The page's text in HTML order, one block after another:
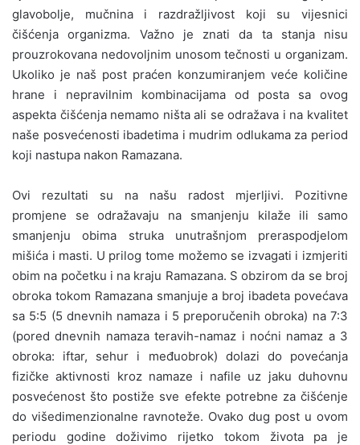
glavobolje, mučnina i razdražljivost koji su vijesnici
čišćenja organizma. Važno je znati da ta stanja nisu
prouzrokovana nedovoljnim unosom tečnosti u organizam.
Ukoliko je naš post praćen konzumiranjem veće količine
hrane i nepravilnim kombinacijama od posta sa ovog
aspekta čišćenja nemamo ništa ali se odražava i na kvalitet
naše posvećenosti ibadetima i mudrim odlukama za period
koji nastupa nakon Ramazana.
Ovi rezultati su na našu radost mjerljivi. Pozitivne
promjene se odražavaju na smanjenju kilaže ili samo
smanjenju obima struka unutrašnjom preraspodjelom
mišića i masti. U prilog tome možemo se izvagati i izmjeriti
obim na početku i na kraju Ramazana. S obzirom da se broj
obroka tokom Ramazana smanjuje a broj ibadeta povećava
sa 5:5 (5 dnevnih namaza i 5 preporučenih obroka) na 7:3
(pored dnevnih namaza teravih-namaz i noćni namaz a 3
obroka: iftar, sehur i međuobrok) dolazi do povećanja
fizičke aktivnosti kroz namaze i nafile uz jaku duhovnu
posvećenost što postiže sve efekte potrebne za čišćenje
do višedimenzionalne ravnoteže. Ovako dug post u ovom
periodu godine doživimo rijetko tokom života pa je